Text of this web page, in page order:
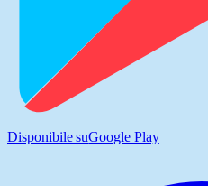
Disponibile suGoogle Play